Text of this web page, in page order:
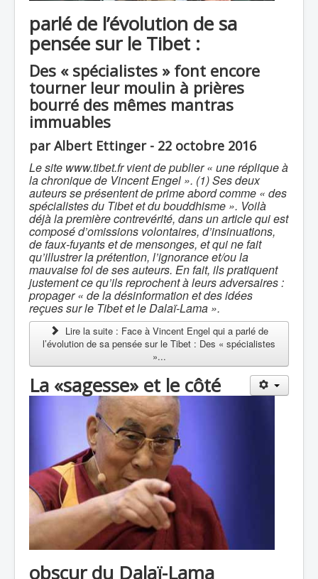
parlé de l’évolution de sa
pensée sur le Tibet :
Des « spécialistes » font encore
tourner leur moulin à prières
bourré des mêmes mantras
immuables
par Albert Ettinger - 22 octobre 2016
Le site www.tibet.fr vient de publier « une réplique à
la chronique de Vincent Engel ». (1) Ses deux
auteurs se présentent de prime abord comme « des
spécialistes du Tibet et du bouddhisme ». Voilà
déjà la première contrevérité, dans un article qui est
composé d’omissions volontaires, d’insinuations,
de faux-fuyants et de mensonges, et qui ne fait
qu’illustrer la prétention, l’ignorance et/ou la
mauvaise foi de ses auteurs. En fait, ils pratiquent
justement ce qu’ils reprochent à leurs adversaires :
propager « de la désinformation et des idées
reçues sur le Tibet et le Dalaï-Lama ».
Lire la suite : Face à Vincent Engel qui a parlé de
l’évolution de sa pensée sur le Tibet : Des « spécialistes
»...
La «sagesse» et le côté
obscur du Dalaï-Lama